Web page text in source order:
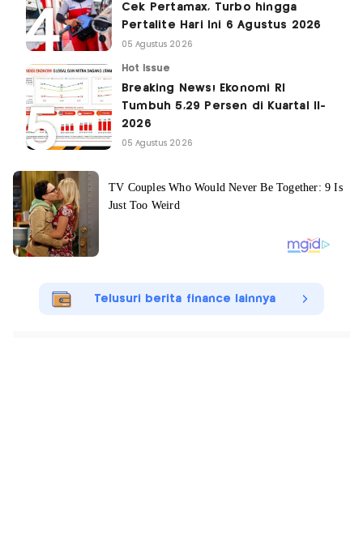
Cek Pertamax, Turbo hingga
Pertalite Hari Ini 6 Agustus 2026
05 Agustus 2026
Hot Issue
Breaking News! Ekonomi RI
Tumbuh 5,29 Persen di Kuartal II-
2026
05 Agustus 2026
Telusuri berita finance lainnya